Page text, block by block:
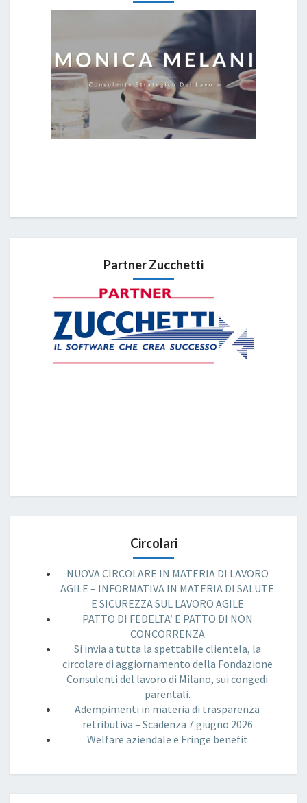
Partner Zucchetti
Circolari
NUOVA CIRCOLARE IN MATERIA DI LAVORO
AGILE – INFORMATIVA IN MATERIA DI SALUTE
E SICUREZZA SUL LAVORO AGILE
PATTO DI FEDELTA’ E PATTO DI NON
CONCORRENZA
Si invia a tutta la spettabile clientela, la
circolare di aggiornamento della Fondazione
Consulenti del lavoro di Milano, sui congedi
parentali.
Adempimenti in materia di trasparenza
retributiva – Scadenza 7 giugno 2026
Welfare aziendale e Fringe benefit